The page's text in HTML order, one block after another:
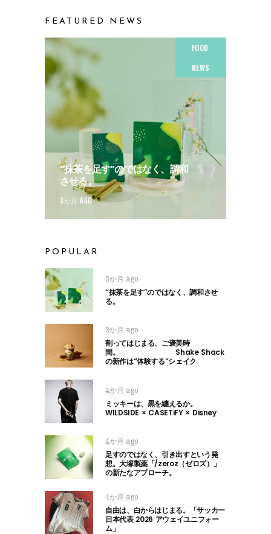
FEATURED NEWS
FOOD
NEWS
“抹茶を足す”のではなく、調和
させる。
3か月 AGO
POPULAR
3か月 ago
“抹茶を足す”のではなく、調和させ
る。
3か月 ago
割ってはじまる、ご褒美時
間。 Shake Shack
の新作は“体験する”シェイク
4か月 ago
ミッキーは、黒を纏えるか。
WILDSIDE × CASETiFY × Disney
4か月 ago
足すのではなく、引き出すという発
想。大塚製薬「/zeroz（ゼロズ）」
の新たなアプローチ。
4か月 ago
自由は、白からはじまる。「サッカー
日本代表 2026 アウェイユニフォー
ム」